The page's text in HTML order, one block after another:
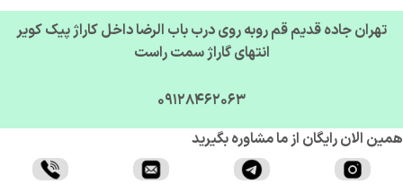
تهران جاده قدیم قم روبه روی درب باب الرضا داخل کاراژ پیک کویر
انتهای گاراژ سمت راست
09128462063
الان رایگان از ما مشاوره بگیرید